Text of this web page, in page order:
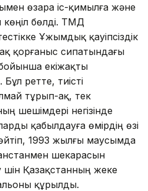
өзара іс-қимылға және
көңіл бөлді. ТМД
Ұжымдық қауіпсіздік
қорғаныс сипатындағы
екіжақты
Бұл ретте, тиісті
тұрып-ақ, тек
шешімдері негізінде
қабылдауға өмірдің өзі
1993 жылғы маусымда
шекарасын
үшін Қазақстанның жеке
құрылды.